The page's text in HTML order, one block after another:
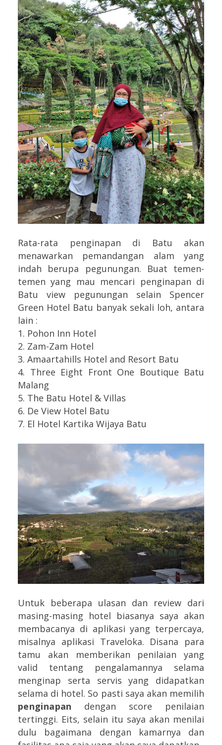
Rata-rata penginapan di Batu akan
menawarkan pemandangan alam yang
indah berupa pegunungan. Buat temen-
temen yang mau mencari penginapan di
Batu view pegunungan selain Spencer
Green Hotel Batu banyak sekali loh, antara
lain :
1. Pohon Inn Hotel
2. Zam-Zam Hotel
3. Amaartahills Hotel and Resort Batu
4. Three Eight Front One Boutique Batu
Malang
5. The Batu Hotel & Villas
6. De View Hotel Batu
7. El Hotel Kartika Wijaya Batu
Untuk beberapa ulasan dan review dari
masing-masing hotel biasanya saya akan
membacanya di aplikasi yang terpercaya,
misalnya aplikasi Traveloka. Disana para
tamu akan memberikan penilaian yang
valid tentang pengalamannya selama
menginap serta servis yang didapatkan
selama di hotel. So pasti saya akan memilih
penginapan dengan score penilaian
tertinggi. Eits, selain itu saya akan menilai
dulu bagaimana dengan kamarnya dan